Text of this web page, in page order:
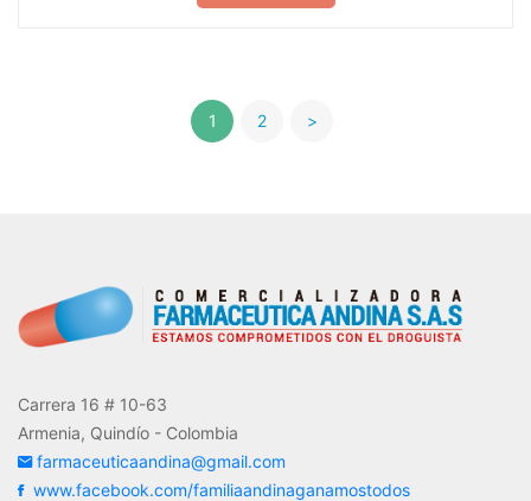
1 2 >
Carrera 16 # 10-63
Armenia, Quindío - Colombia
farmaceuticaandina@gmail.com
www.facebook.com/familiaandinaganamostodos